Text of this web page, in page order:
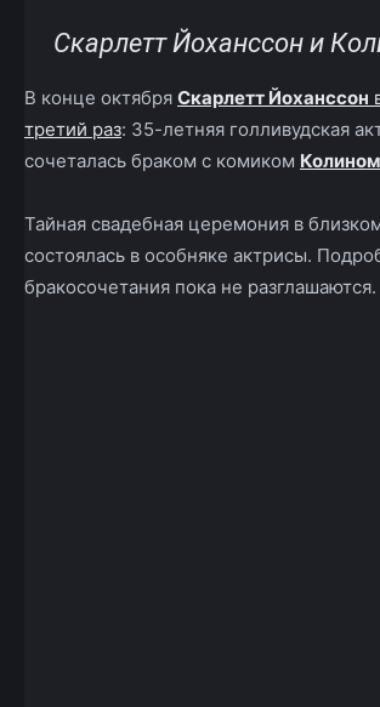
Скарлетт Йоханссон и
В конце октября Скарлетт Йоханссон
третий раз: 35-летняя голливудская
сочеталась браком с комиком
Тайная свадебная церемония в
состоялась в особняке актрисы.
бракосочетания пока не разглашаются.